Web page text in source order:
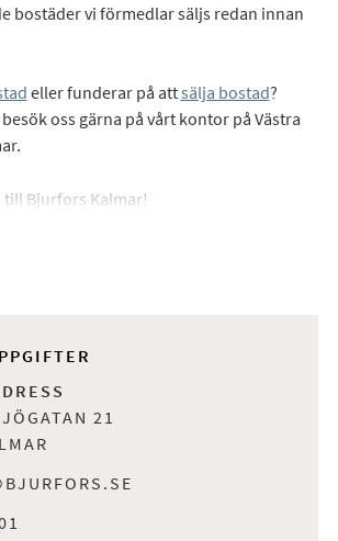
bostäder vi förmedlar säljs redan innan
eller funderar på attsälja bostad?
oss gärna på vårt kontor på Västra
Bjurfors Kalmar!
21